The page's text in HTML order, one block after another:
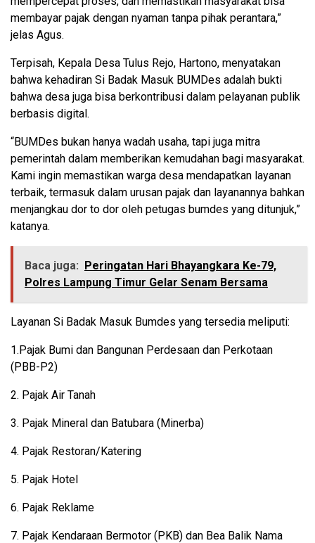
membayar pajak dengan nyaman tanpa pihak perantara,”
jelas Agus.
Terpisah, Kepala Desa Tulus Rejo, Hartono, menyatakan
bahwa kehadiran Si Badak Masuk BUMDes adalah bukti
bahwa desa juga bisa berkontribusi dalam pelayanan publik
berbasis digital.
“BUMDes bukan hanya wadah usaha, tapi juga mitra
pemerintah dalam memberikan kemudahan bagi masyarakat.
Kami ingin memastikan warga desa mendapatkan layanan
terbaik, termasuk dalam urusan pajak dan layanannya bahkan
menjangkau dor to dor oleh petugas bumdes yang ditunjuk,”
katanya.
Baca juga: Peringatan Hari Bhayangkara Ke-79,
Polres Lampung Timur Gelar Senam Bersama
Layanan Si Badak Masuk Bumdes yang tersedia meliputi:
1.Pajak Bumi dan Bangunan Perdesaan dan Perkotaan
(PBB-P2)
2. Pajak Air Tanah
3. Pajak Mineral dan Batubara (Minerba)
4. Pajak Restoran/Katering
5. Pajak Hotel
6. Pajak Reklame
7. Pajak Kendaraan Bermotor (PKB) dan Bea Balik Nama